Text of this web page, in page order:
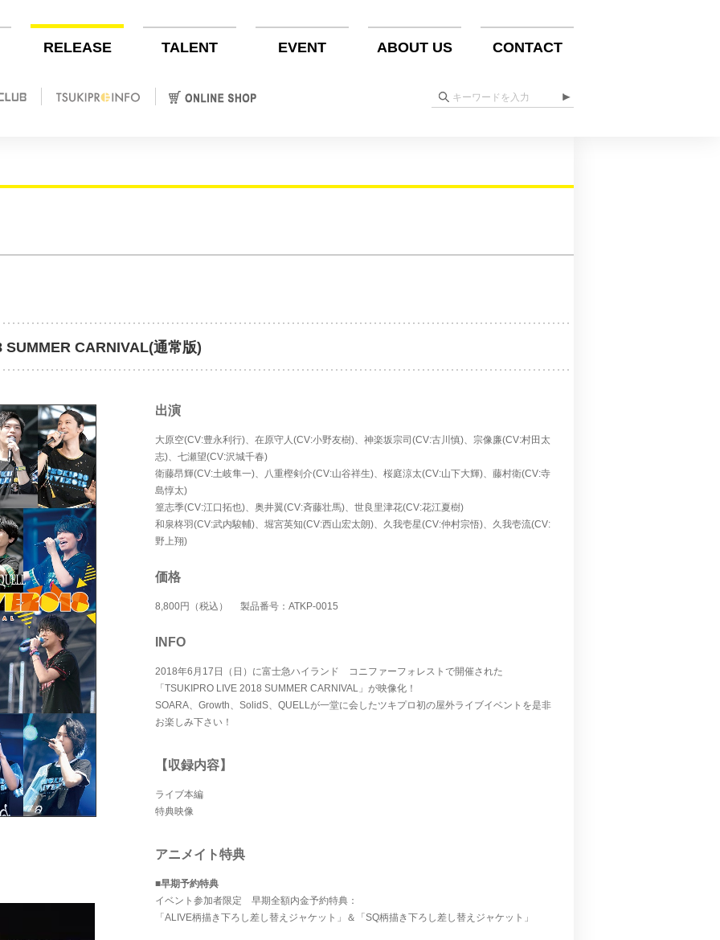
RELEASE TALENT EVENT ABOUT US CONTACT
CARNIVAL(通常版)
出演
大原空(CV:豊永利行)、在原守人(CV:小野友樹)、神楽坂宗司(CV:古川慎)、宗像廉(CV:村田太
志)、七瀬望(CV:沢城千春)
衛藤昂輝(CV:土岐隼一)、八重樫剣介(CV:山谷祥生)、桜庭涼太(CV:山下大輝)、藤村衛(CV:寺
島惇太)
篁志季(CV:江口拓也)、奥井翼(CV:斉藤壮馬)、世良里津花(CV:花江夏樹)
和泉柊羽(CV:武内駿輔)、堀宮英知(CV:西山宏太朗)、久我壱星(CV:仲村宗悟)、久我壱流(CV:
野上翔)
価格
8,800円（税込） 製品番号：ATKP-0015
INFO
2018年6月17日（日）に富士急ハイランド コニファーフォレストで開催された
「TSUKIPRO LIVE 2018 SUMMER CARNIVAL」が映像化！
SOARA、Growth、SolidS、QUELLが一堂に会したツキプロ初の屋外ライブイベントを是非
お楽しみ下さい！
【収録内容】
ライブ本編
特典映像
アニメイト特典
■早期予約特典
イベント参加者限定 早期全額内金予約特典：
「ALIVE柄描き下ろし差し替えジャケット」＆「SQ柄描き下ろし差し替えジャケット」